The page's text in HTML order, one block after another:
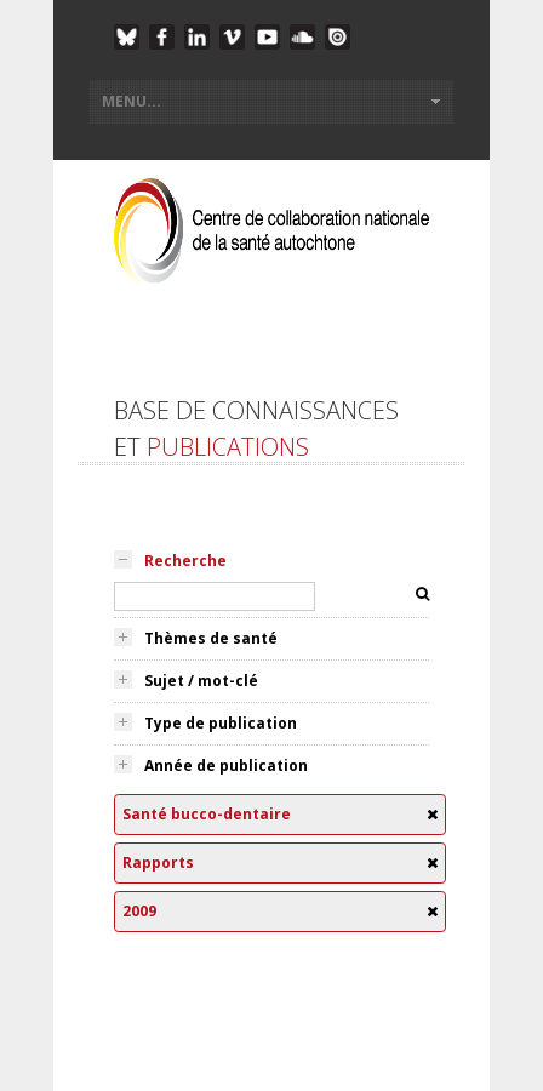
BASE DE CONNAISSANCES
ET PUBLICATIONS
Recherche
Thèmes de santé
Sujet / mot-clé
Type de publication
Année de publication
Santé bucco-dentaire
Rapports
2009